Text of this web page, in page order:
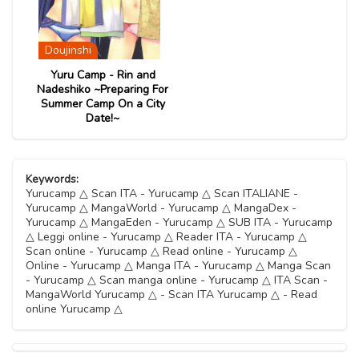
Doujinshi
Yuru Camp - Rin and
Nadeshiko ~Preparing For
Summer Camp On a City
Date!~
Keywords:
Yurucamp △ Scan ITA - Yurucamp △ Scan ITALIANE -
Yurucamp △ MangaWorld - Yurucamp △ MangaDex -
Yurucamp △ MangaEden - Yurucamp △ SUB ITA - Yurucamp
△ Leggi online - Yurucamp △ Reader ITA - Yurucamp △
Scan online - Yurucamp △ Read online - Yurucamp △
Online - Yurucamp △ Manga ITA - Yurucamp △ Manga Scan
- Yurucamp △ Scan manga online - Yurucamp △ ITA Scan -
MangaWorld Yurucamp △ - Scan ITA Yurucamp △ - Read
online Yurucamp △